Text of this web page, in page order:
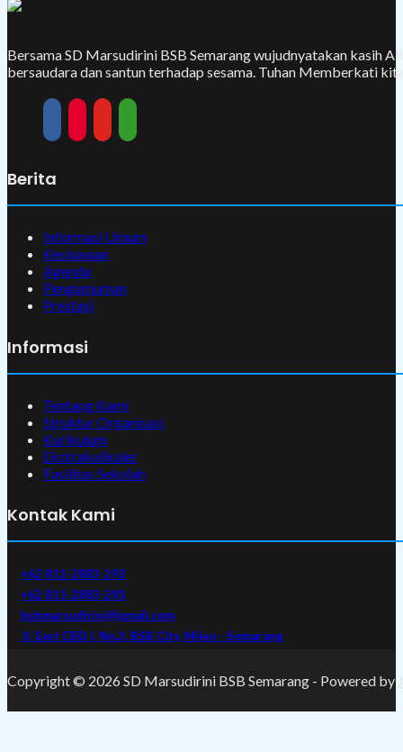
Bersama SD Marsudirini BSB Semarang wujudnyatakan kasih
bersaudara dan santun terhadap sesama. Tuhan Memberkati
Berita
Informasi Umum
Kesiswaan
Agenda
Pengumuman
Prestasi
Informasi
Tentang Kami
Struktur Organisasi
Kurikulum
Ekstrakulikuler
Fasilitas Sekolah
Kontak Kami
+62 811-2883-293
+62 811-2883-293
bsbmarsudirini@gmail.com
Jl. East CBD I, No.3, BSB City, Mijen - Semarang
Copyright © 2026 SD Marsudirini BSB Semarang - Powered by